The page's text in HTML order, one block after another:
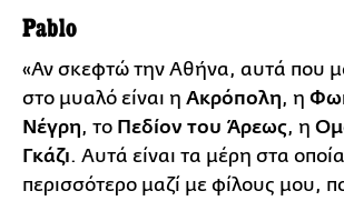
Pablo
«Αν σκεφτώ την Αθήνα, αυτά που
στο μυαλό είναι η Ακρόπολη, η
Νέγρη, το Πεδίον του Άρεως, η
Γκάζι. Αυτά είναι τα μέρη στα
περισσότερο μαζί με φίλους μου,